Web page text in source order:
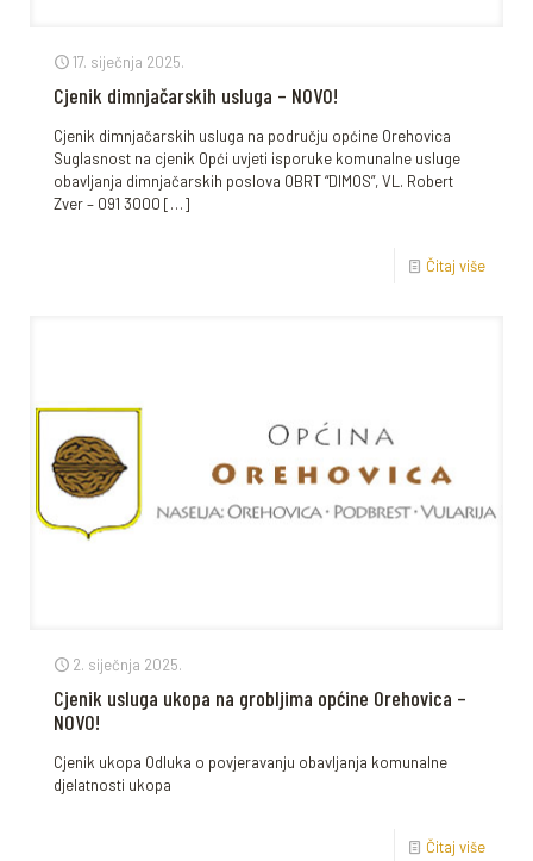
17. siječnja 2025.
Cjenik dimnjačarskih usluga – NOVO!
Cjenik dimnjačarskih usluga na području općine Orehovica
Suglasnost na cjenik Opći uvjeti isporuke komunalne usluge
obavljanja dimnjačarskih poslova OBRT “DIMOS”, VL. Robert
Zver – 091 3000 […]
Čitaj više
2. siječnja 2025.
Cjenik usluga ukopa na grobljima općine Orehovica –
NOVO!
Cjenik ukopa Odluka o povjeravanju obavljanja komunalne
djelatnosti ukopa
Čitaj više